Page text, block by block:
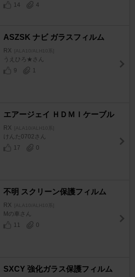
14 4
ASZSK ナビ ガラスフィルム
RX [ALA10/ALH10系]
うえひろ★さん
9
1
エアージェイ ＨＤＭＩケーブル
RX [ALA10/ALH10系]
けんた0702さん
17
0
不明 スクリーン保護フィルム
RX [ALA10/ALH10系]
Mの車さん
11
0
SXCY 強化ガラス保護フィルム